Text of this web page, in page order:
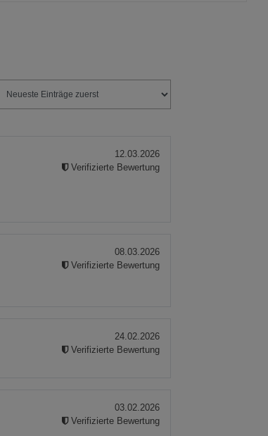
12.03.2026
Verifizierte Bewertung
08.03.2026
Verifizierte Bewertung
24.02.2026
Verifizierte Bewertung
03.02.2026
Verifizierte Bewertung